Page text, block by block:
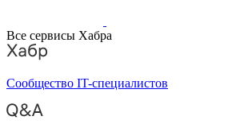
Все сервисы Хабра
Сообщество IT-специалистов